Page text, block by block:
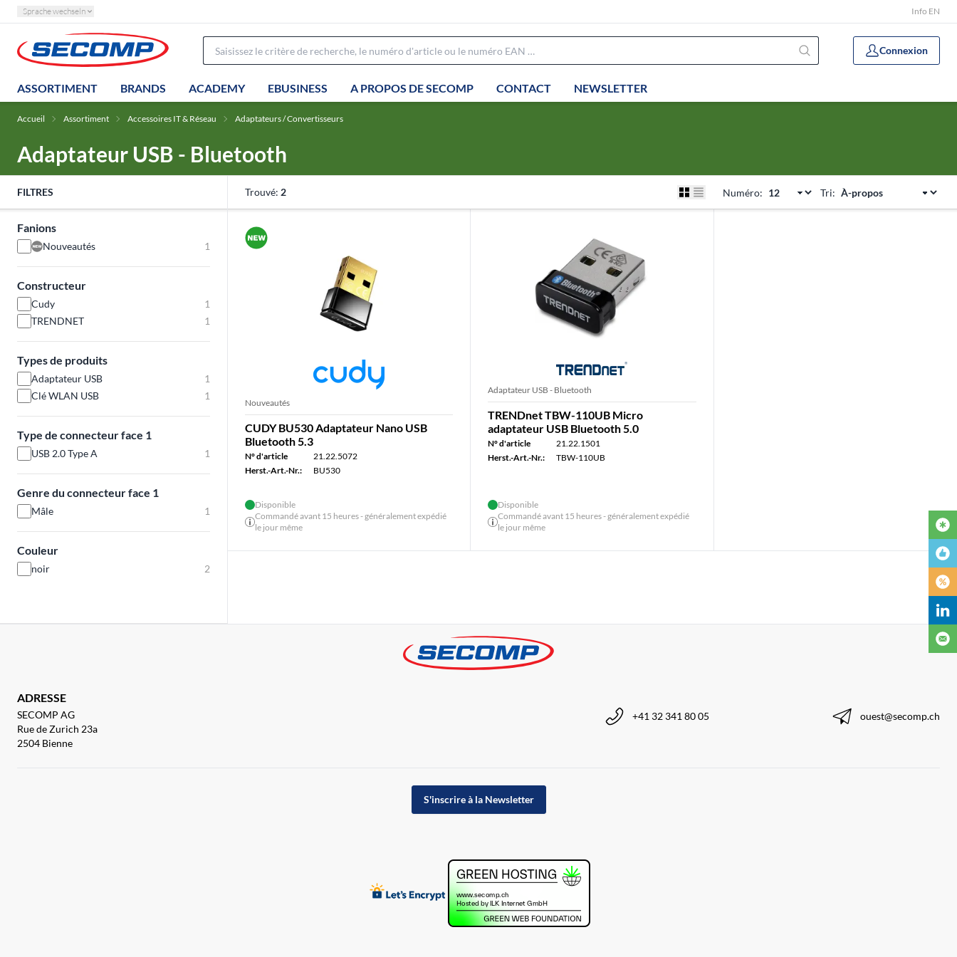
Sprache wechseln Info EN
Connexion
ASSORTIMENT BRANDS ACADEMY EBUSINESS A PROPOS DE SECOMP CONTACT NEWSLETTER
Accueil Assortiment Accessoires IT & Réseau Adaptateurs / Convertisseurs
Adaptateur USB - Bluetooth
FILTRES
Fanions
Nouveautés 1
Constructeur
Cudy
1
TRENDNET
1
Types de produits
Adaptateur USB
1
Clé WLAN USB
1
Type de connecteur face 1
USB 2.0 Type A 1
Genre du connecteur face 1
Mâle 1
Couleur
noir 2
Trouvé: 2 Numéro: Tri:
Nouveautés
CUDY BU530 Adaptateur Nano USB
Bluetooth 5.3
N° d'article
21.22.5072
Herst.-Art.-Nr.:
BU530
Disponible
Commandé avant 15 heures - généralement expédié
le jour même
Adaptateur USB - Bluetooth
TRENDnet TBW-110UB Micro
adaptateur USB Bluetooth 5.0
N° d'article
21.22.1501
Herst.-Art.-Nr.:
TBW-110UB
Disponible
Commandé avant 15 heures - généralement expédié
le jour même
ADRESSE
SECOMP AG
Rue de Zurich 23a
2504 Bienne
+41 32 341 80 05 ouest@secomp.ch
S'inscrire à la Newsletter